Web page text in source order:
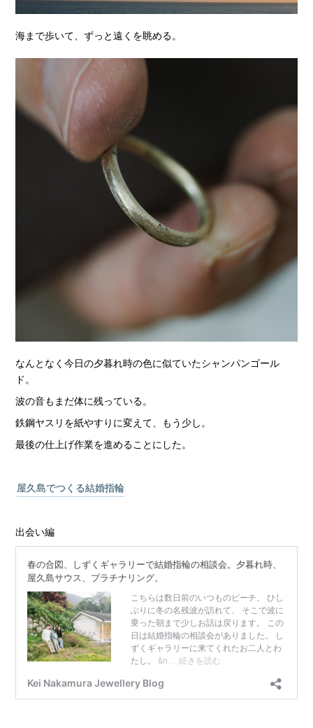
海まで歩いて、ずっと遠くを眺める。
なんとなく今日の夕暮れ時の色に似ていたシャンパンゴール
ド。
波の音もまだ体に残っている。
鉄鋼ヤスリを紙やすりに変えて、もう少し。
最後の仕上げ作業を進めることにした。
屋久島でつくる結婚指輪
出会い編